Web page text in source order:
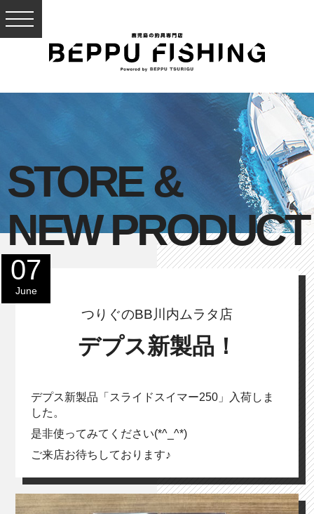
STORE &
NEW PRODUCT
07
June
つりぐのBB川内ムラタ店
デプス新製品！
デプス新製品「スライドスイマー250」入荷しま
した。
是非使ってみてください(*^_^*)
ご来店お待ちしております♪